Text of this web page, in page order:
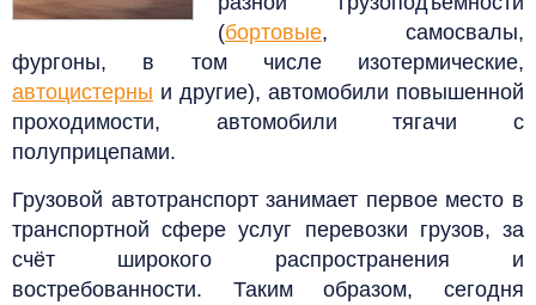
(бортовые, самосвалы,
фургоны, в том числе изотермические,
автоцистерны и другие), автомобили повышенной
проходимости, автомобили тягачи с
полуприцепами.
Грузовой автотранспорт занимает первое место в
транспортной сфере услуг перевозки грузов, за
счёт широкого распространения и
востребованности. Таким образом, сегодня